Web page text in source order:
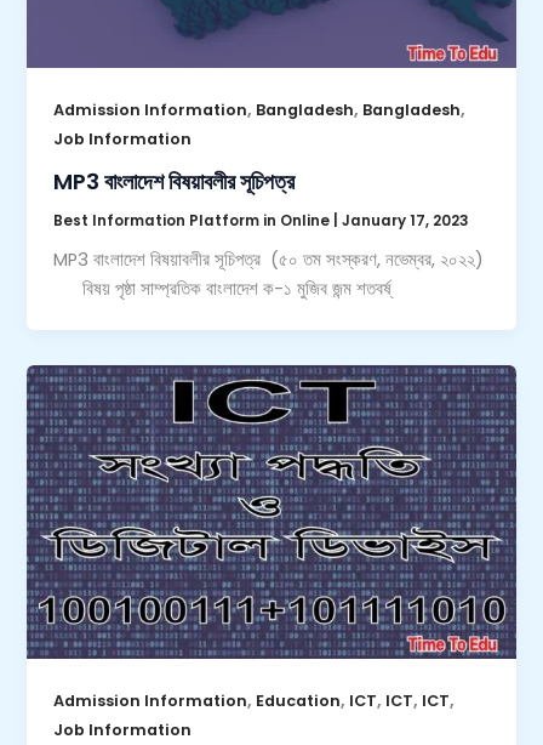
Admission Information, Bangladesh, Bangladesh,
Job Information
MP3 বাংলাদেশ বিষয়াবলীর সূচিপত্র
Best Information Platform in Online |January 17, 2023
MP3 বাংলাদেশ বিষয়াবলীর সূচিপত্র (৫০ তম সংস্করণ, নভেম্বর, ২০২২)
বিষয় পৃষ্ঠা সাম্প্রতিক বাংলাদেশ ক-১ মুজিব জন্ম শতবর্ষ্
Admission Information, Education, ICT, ICT, ICT,
Job Information